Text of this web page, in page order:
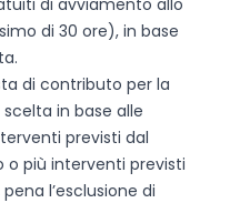
di avviamento allo
di 30 ore), in base
di contributo per la
in base alle
previsti dal
più interventi previsti
l’esclusione di